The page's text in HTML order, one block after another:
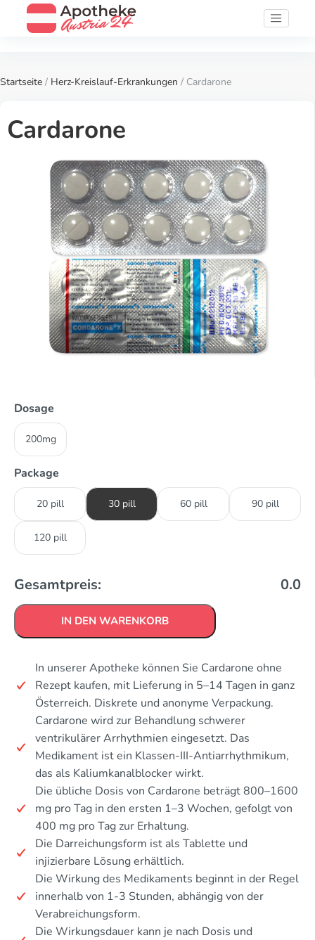
Startseite / Herz-Kreislauf-Erkrankungen / Cardarone
Cardarone
Dosage
200mg
Package
20 pill 30 pill 60 pill 90 pill
120 pill
Gesamtpreis: 0.0
IN DEN WARENKORB
In unserer Apotheke können Sie Cardarone ohne
Rezept kaufen, mit Lieferung in 5–14 Tagen in ganz
Österreich. Diskrete und anonyme Verpackung.
Cardarone wird zur Behandlung schwerer
ventrikulärer Arrhythmien eingesetzt. Das
Medikament ist ein Klassen-III-Antiarrhythmikum,
das als Kaliumkanalblocker wirkt.
Die übliche Dosis von Cardarone beträgt 800–1600
mg pro Tag in den ersten 1–3 Wochen, gefolgt von
400 mg pro Tag zur Erhaltung.
Die Darreichungsform ist als Tablette und
injizierbare Lösung erhältlich.
Die Wirkung des Medikaments beginnt in der Regel
innerhalb von 1-3 Stunden, abhängig von der
Verabreichungsform.
Die Wirkungsdauer kann je nach Dosis und